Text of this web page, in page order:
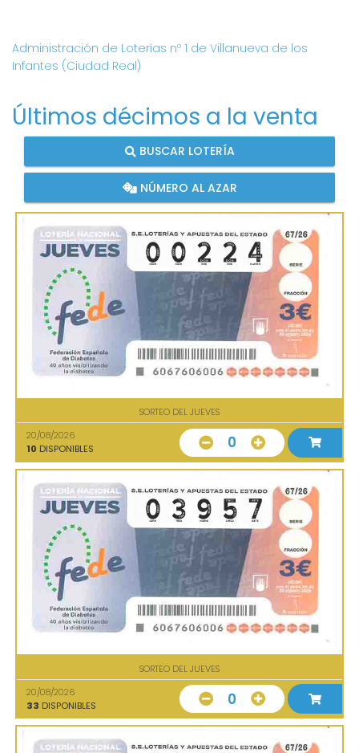
Administración de Loterías nº 1 de Villanueva de los
Infantes (Ciudad Real)
Últimos décimos a la venta
BUSCAR LOTERÍA
NÚMERO AL AZAR
SORTEO DEL JUEVES
20/08/2026
10 DISPONIBLES 0
SORTEO DEL JUEVES
20/08/2026
33 DISPONIBLES 0